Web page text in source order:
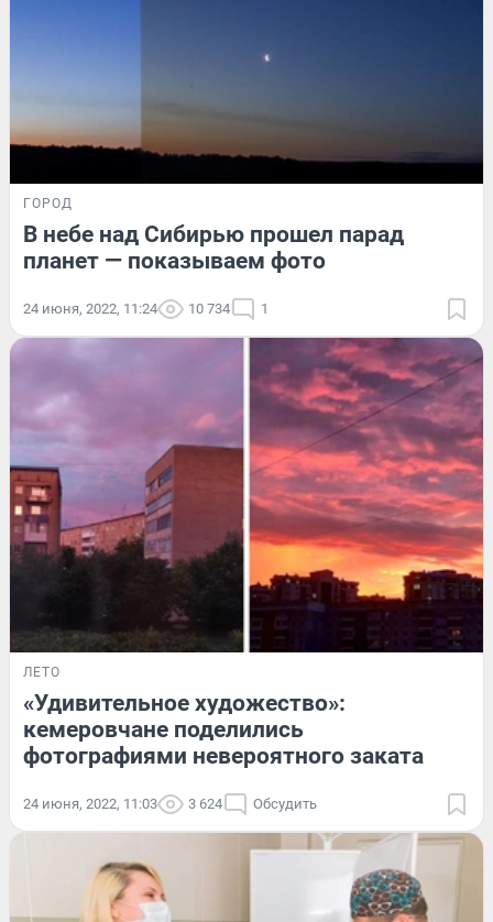
ГОРОД
В небе над Сибирью прошел парад
планет — показываем фото
24 июня, 2022, 11:24 10 734 1
ЛЕТО
«Удивительное художество»:
кемеровчане поделились
фотографиями невероятного заката
24 июня, 2022, 11:03 3 624 Обсудить